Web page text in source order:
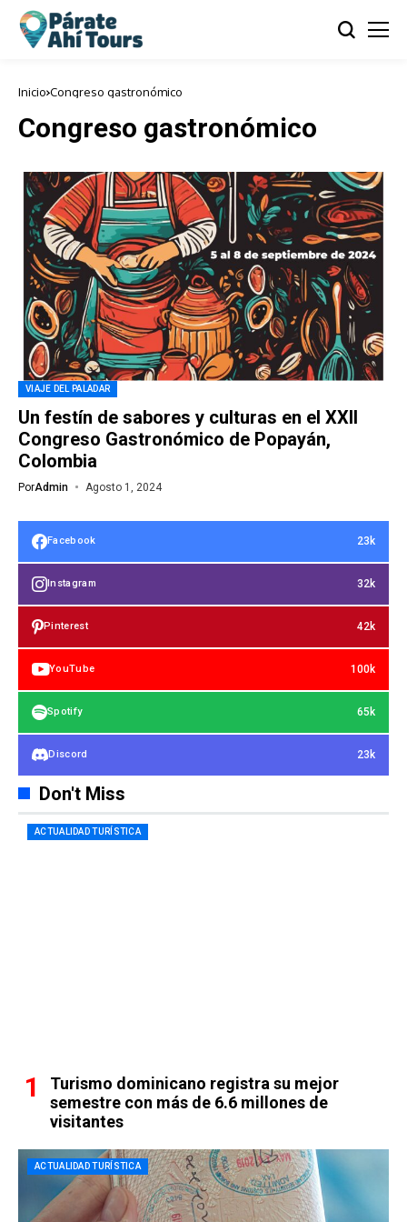
Inicio Congreso gastronómico
Congreso gastronómico
VIAJE DEL PALADAR
Un festín de sabores y culturas en el XXII
Congreso Gastronómico de Popayán,
Colombia
PorAdmin Agosto 1, 2024
Facebook 23k
Instagram 32k
Pinterest 42k
YouTube 100k
Spotify 65k
Discord 23k
Don't Miss
ACTUALIDAD TURÍSTICA
Turismo dominicano registra su mejor
semestre con más de 6.6 millones de
visitantes
ACTUALIDAD TURÍSTICA